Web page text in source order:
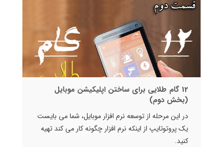
12 گام طلایی برای ساختن اپلیکیشن موبایل
(بخش دوم)
در این مرحله از توسعه نرم افزار موبایل، شما می بایست
یک پروتوتایپ از اینکه نرم افزار چگونه کار می کند تهیه
کنید.